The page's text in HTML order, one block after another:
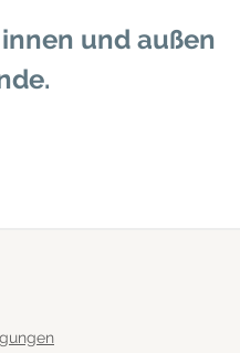
und außen